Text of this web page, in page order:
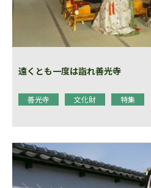
遠くとも一度は詣れ善光寺
善光寺 文化財 特集